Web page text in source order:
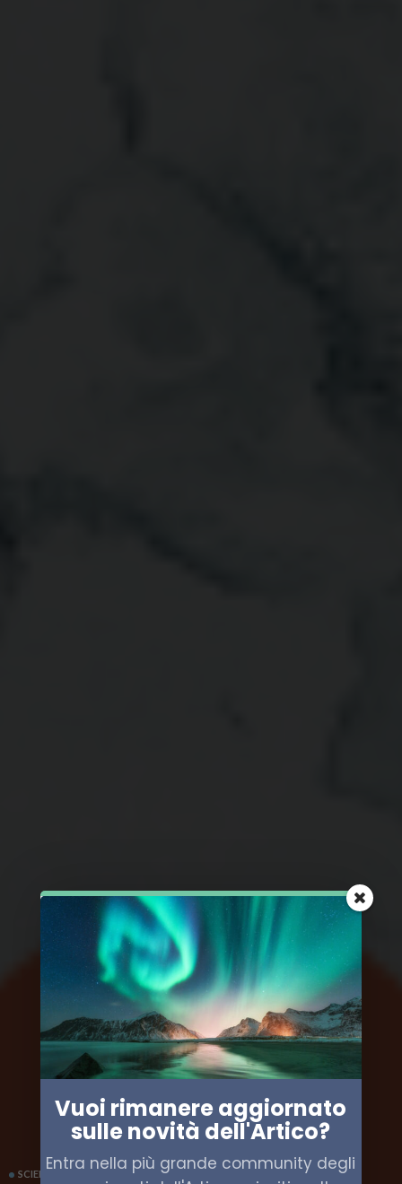
SCIENZA
Vuoi rimanere aggiornato
sulle novità dell'Artico?
Entra nella più grande community degli